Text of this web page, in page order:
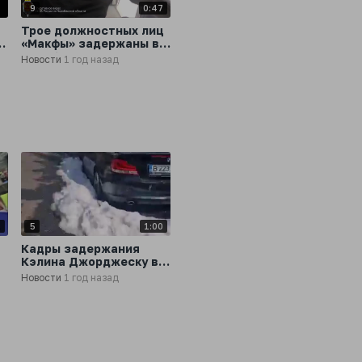
9 0:47
Трое должностных лиц
«Макфы» задержаны в
Челябинске по делу о
покушении на
Новости 1 год назад
5 1:00
Кадры задержания
Кэлина Джорджеску в
Румынии
Новости 1 год назад